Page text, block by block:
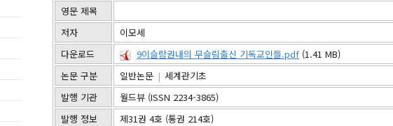
영문 제목
저자
이모세
다운로드
9이슬람권내의 무슬림출신 기독교인들.pdf (1.41 MB)
논문 구분
일반논문 | 세계관기초
발행 기관
월드뷰 (ISSN 2234-3865)
발행 정보
제31권 4호 (통권 214호)